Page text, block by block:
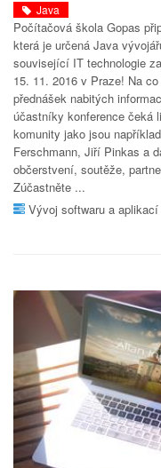
Java
Počítačová škola Gopas
která je určená Java
související IT technologie
15. 11. 2016 v Praze! Na
přednášek nabitých
účastníky konference čeká
komunity jako jsou
Ferschmann, Jiří Pinkas a
občerstvení, soutěže,
Zúčastněte ...
Vývoj softwaru a aplikací